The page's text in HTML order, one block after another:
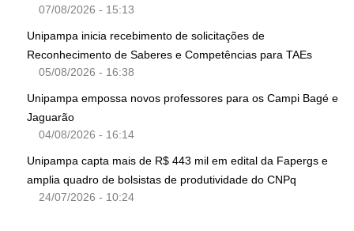
07/08/2026 - 15:13
Unipampa inicia recebimento de solicitações de
Reconhecimento de Saberes e Competências para TAEs
05/08/2026 - 16:38
Unipampa empossa novos professores para os Campi Bagé e
Jaguarão
04/08/2026 - 16:14
Unipampa capta mais de R$ 443 mil em edital da Fapergs e
amplia quadro de bolsistas de produtividade do CNPq
24/07/2026 - 10:24